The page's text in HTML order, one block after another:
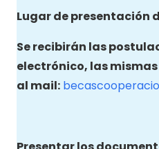
Lugar de presentación
Se recibirán las
electrónico, las
al mail: